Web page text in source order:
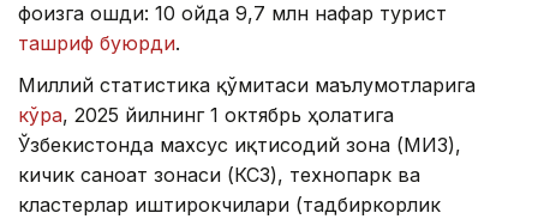
фоизга ошди: 10 ойда 9,7 млн нафар турист
ташриф буюрди.
Миллий статистика қўмитаси маълумотларига
кўра, 2025 йилнинг 1 октябрь ҳолатига
Ўзбекистонда махсус иқтисодий зона (МИЗ),
кичик саноат зонаси (КСЗ), технопарк ва
кластерлар иштирокчилари (тадбиркорлик